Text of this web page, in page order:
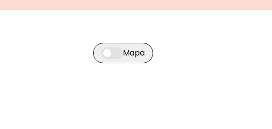
Przełącz widok mapy
Mapa